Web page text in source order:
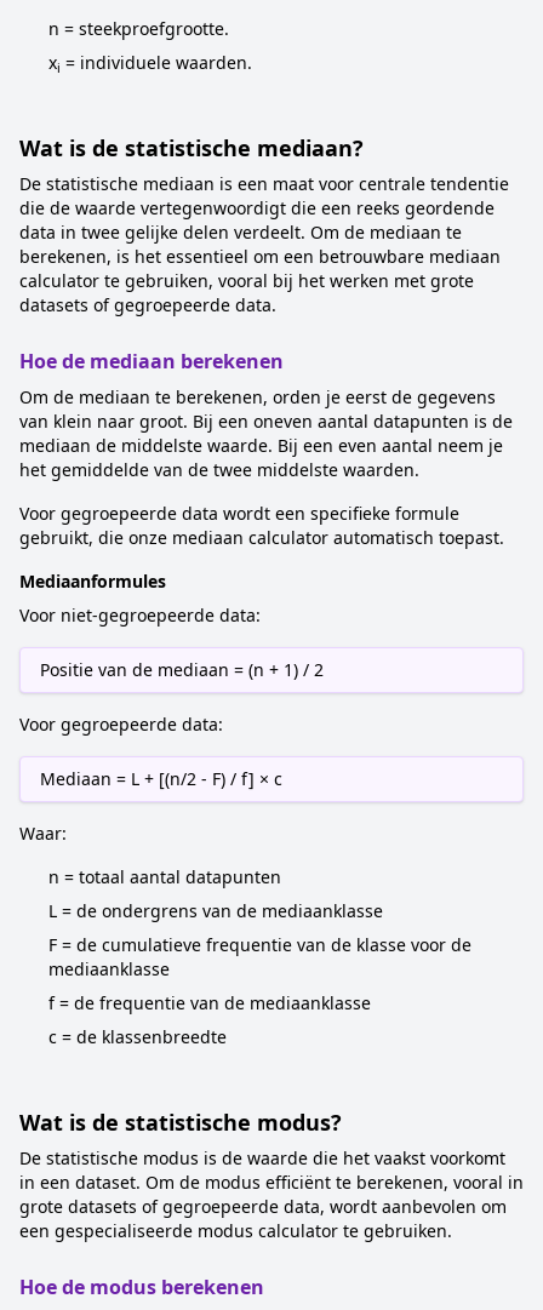
n = steekproefgrootte.
xi = individuele waarden.
Wat is de statistische mediaan?
De statistische mediaan is een maat voor centrale tendentie
die de waarde vertegenwoordigt die een reeks geordende
data in twee gelijke delen verdeelt. Om de mediaan te
berekenen, is het essentieel om een betrouwbare mediaan
calculator te gebruiken, vooral bij het werken met grote
datasets of gegroepeerde data.
Hoe de mediaan berekenen
Om de mediaan te berekenen, orden je eerst de gegevens
van klein naar groot. Bij een oneven aantal datapunten is de
mediaan de middelste waarde. Bij een even aantal neem je
het gemiddelde van de twee middelste waarden.
Voor gegroepeerde data wordt een specifieke formule
gebruikt, die onze mediaan calculator automatisch toepast.
Mediaanformules
Voor niet-gegroepeerde data:
Positie van de mediaan = (n + 1) / 2
Voor gegroepeerde data:
Mediaan = L + [(n/2 - F) / f] × c
Waar:
n = totaal aantal datapunten
L = de ondergrens van de mediaanklasse
F = de cumulatieve frequentie van de klasse voor de
mediaanklasse
f = de frequentie van de mediaanklasse
c = de klassenbreedte
Wat is de statistische modus?
De statistische modus is de waarde die het vaakst voorkomt
in een dataset. Om de modus efficiënt te berekenen, vooral in
grote datasets of gegroepeerde data, wordt aanbevolen om
een gespecialiseerde modus calculator te gebruiken.
Hoe de modus berekenen